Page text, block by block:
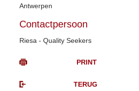
Antwerpen
Contactpersoon
Riesa - Quality Seekers